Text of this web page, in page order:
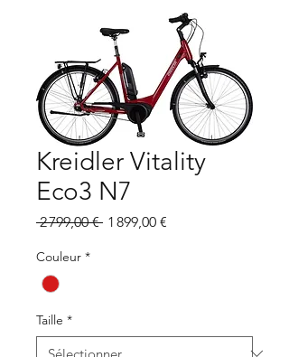
Kreidler Vitality
Eco3 N7
2 799,00 € Prix
1 899,00 €
Couleur *
Taille *